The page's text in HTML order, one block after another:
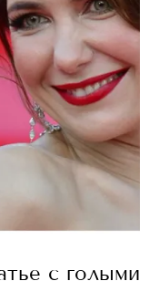
с голыми